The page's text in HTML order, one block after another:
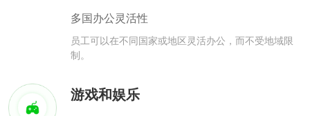
多国办公灵活性
员工可以在不同国家或地区灵活办公，而不受地域限
制。
游戏和娱乐